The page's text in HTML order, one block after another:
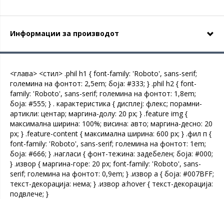
Информации за производот
<глава> <стил> .phil h1 { font-family: 'Roboto', sans-serif;
големина на фонтот: 2,5em; боја: #333; } .phil h2 { font-
family: 'Roboto', sans-serif; големина на фонтот: 1,8em;
боја: #555; } . карактеристика { дисплеј: флекс; порамни-
артикли: центар; маргина-долу: 20 px; } .feature img {
максимална ширина: 100%; висина: авто; маргина-десно: 20
px; } .feature-content { максимална ширина: 600 px; } .фил п {
font-family: 'Roboto', sans-serif; големина на фонтот: 1em;
боја: #666; } .нагласи { фонт-тежина: задебелен; боја: #000;
} .извор { маргина-горе: 20 px; font-family: 'Roboto', sans-
serif; големина на фонтот: 0,9em; } .извор a { боја: #007BFF;
текст-декорација: нема; } .извор a:hover { текст-декорација:
подвлече; }